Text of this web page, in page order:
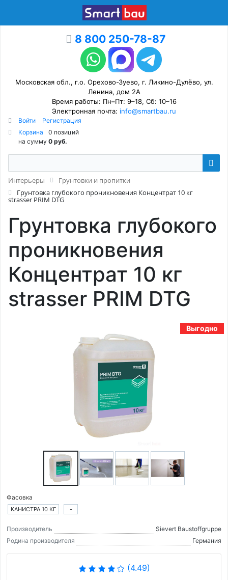
8 800 250-78-87
Московская обл., г.о. Орехово-Зуево, г. Ликино-Дулёво, ул.
Ленина, дом 2А
Время работы: Пн–Пт: 9–18, Сб: 10–16
Электронная почта: info@smartbau.ru
Войти
Регистрация
Корзина
0 позиций
на сумму 0 руб.
Интерьеры
Грунтовки и пропитки
Грунтовка глубокого проникновения Концентрат 10 кг
strasser PRIM DTG
Грунтовка глубокого
проникновения
Концентрат 10 кг
strasser PRIM DTG
Выгодно
Фасовка
КАНИСТРА 10 КГ -
Производитель
Sievert Baustoffgruppe
Родина производителя
Германия
(4.49)